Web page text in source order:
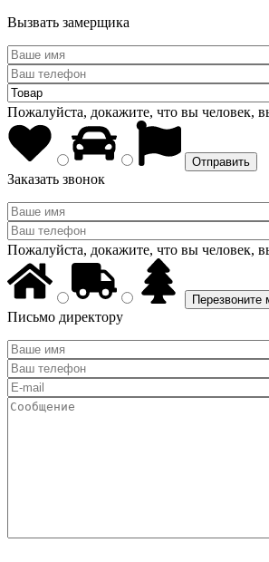
Вызвать замерщика
Пожалуйста, докажите, что вы человек,
Заказать звонок
Пожалуйста, докажите, что вы человек,
Письмо директору